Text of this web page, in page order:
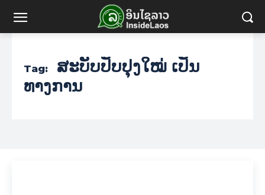
Tag:
ສະບັບປັບປຸງໃໝ່ ເປັນ
ທາງການ